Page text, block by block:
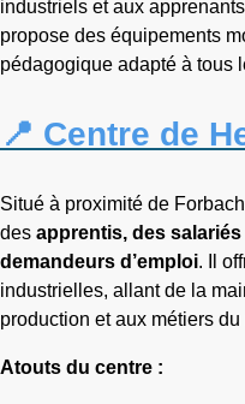
industriels et aux
propose des équipements
pédagogique adapté à tous
📍 Centre de
Situé à proximité de
des apprentis, des
demandeurs d’emploi. Il
industrielles, allant de la
production et aux métiers
Atouts du centre :